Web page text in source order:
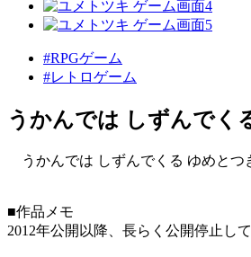
#RPGゲーム
#レトロゲーム
うかんでは しずんで
うかんでは しずんでくる ゆめと
■作品メモ
2012年公開以降、長らく公開停止し